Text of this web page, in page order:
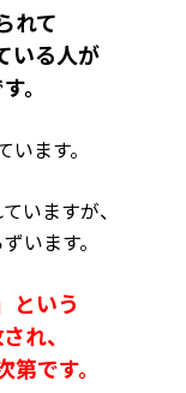
れて
いる人が
。
ます。
いますが、
います。
という
れ、
です。